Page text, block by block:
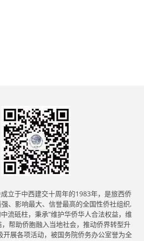
立于中西建交十周年的1983年，是旅西侨
、影响最大、信誉最高的全国性侨社组织,
流砥柱，秉承“维护华侨华人合法权益，维
帮助侨胞融入当地社会，推动侨界转型升
开展各项活动，被国务院侨务办公室誉为全